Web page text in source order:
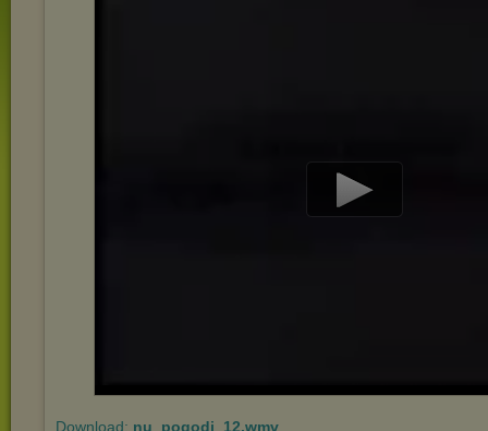
Play
Download: nu_pogodi_12.wmv